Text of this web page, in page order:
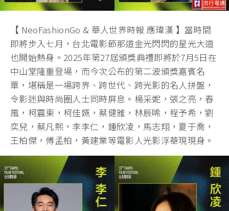
【 NeoFashionGo & 華人世界時報 應瑋漢 】當時間
即將步入七月，台北電影節那道金光閃閃的星光大道
也開始熱身。2025年第27屆頒獎典禮即將於7月5日在
中山堂隆重登場，而今次公布的第二波頒獎嘉賓名
單，堪稱是一場跨界、跨世代、跨光影的名人拼盤，
令影迷與時尚圈人士同時屏息。楊采妮，張之亮，春
風，柯震東，柯佳嬿，蔡健雅，林辰唏，程予希，劉
奕兒，蔡凡熙，李李仁，鍾欣凌，馬志翔，夏于喬，
王柏傑，傅孟柏，黃建業等電影人光影浮華現現身。